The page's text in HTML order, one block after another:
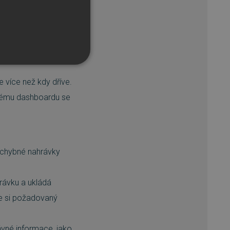
světě.
rozšiřujte svou
crime po sport
více než kdy dříve.
dashboardu se
nahrávky
a ukládá
si požadovaný